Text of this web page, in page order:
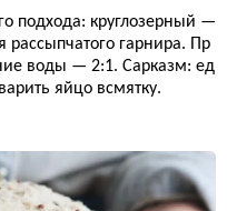
подхода: круглозерный —
гарнира. Пр
воды — 2:1. Сарказм: ед
яйцо всмятку.